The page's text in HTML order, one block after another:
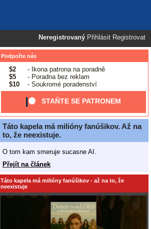
Neregistrovaný Přihlásit Registrovat
Podpořte nás
$2
- Ikona patrona na poradně
$5
- Poradna bez reklam
$10
- Soukromé poradenství
STAŇTE SE PATRONEM
Táto kapela má milióny fanúšikov. Až na
to, že neexistuje.
O tom kam smeruje sucasne AI.
Přejít na článek
Táto kapela má milióny fanúšikov - až na to, že
neexistuje